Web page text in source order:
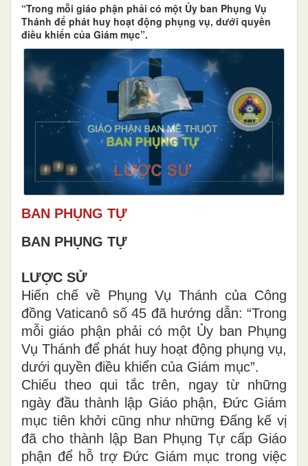
“Trong mỗi giáo phận phải có một Ủy ban Phụng Vụ
Thánh để phát huy hoạt động phụng vụ, dưới quyền
điều khiển của Giám mục”.
BAN PHỤNG TỰ
BAN PHỤNG TỰ
LƯỢC SỬ
Hiến chế về Phụng Vụ Thánh của Công
đồng Vaticanô số 45 đã hướng dẫn: “Trong
mỗi giáo phận phải có một Ủy ban Phụng
Vụ Thánh để phát huy hoạt động phụng vụ,
dưới quyền điều khiển của Giám mục”.
Chiếu theo qui tắc trên, ngay từ những
ngày đầu thành lập Giáo phận, Đức Giám
mục tiên khởi cũng như những Đấng kế vị
đã cho thành lập Ban Phụng Tự cấp Giáo
phận để hỗ trợ Đức Giám mục trong việc